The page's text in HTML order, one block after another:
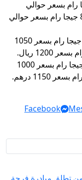
128 جيجا مع 8 جيجا رام بسعر حوالي
15500 جنية، وللنسخة 256 جيجا مع 8 جيجا رام بسعر حوالي
في السعودية للنسخة 128 جيجا مع 8 جيجا رام بسعر 1050
في الإمارات للنسخة 128 جيجا مع 8 جيجا رام بسعر 1000
Facebook